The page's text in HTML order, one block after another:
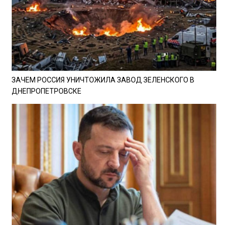
ЗАЧЕМ РОССИЯ УНИЧТОЖИЛА ЗАВОД ЗЕЛЕНСКОГО В
ДНЕПРОПЕТРОВСКЕ